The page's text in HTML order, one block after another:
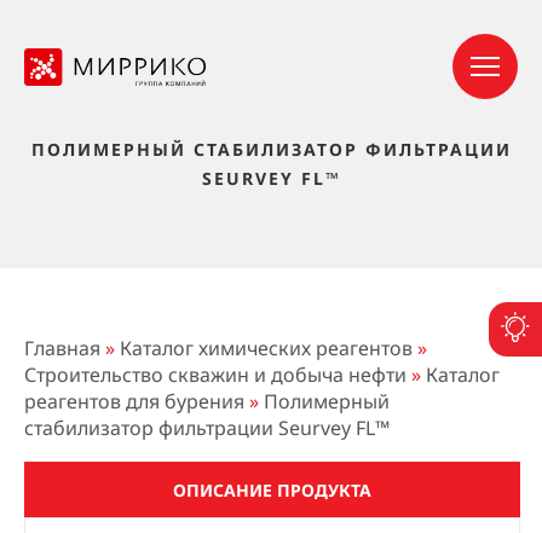
ПОЛИМЕРНЫЙ СТАБИЛИЗАТОР ФИЛЬТРАЦИИ
SEURVEY FL™
Главная » Каталог химических реагентов»
Строительство скважин и добыча нефти » Каталог
реагентов для бурения » Полимерный
стабилизатор фильтрации Seurvey FL™
ОПИСАНИЕ ПРОДУКТА